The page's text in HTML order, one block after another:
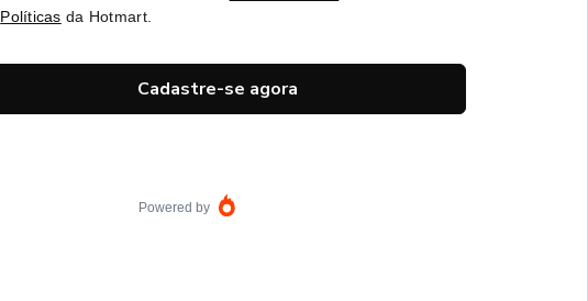
Políticas da Hotmart.
Cadastre-se agora
Powered by